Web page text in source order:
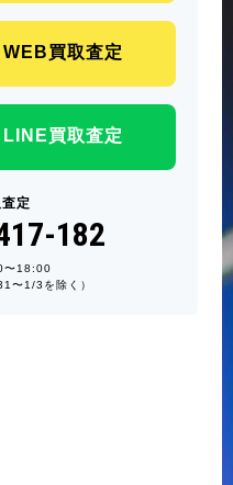
WEB買取査定
LINE買取査定
定
182
〜18:00
〜1/3を除く）